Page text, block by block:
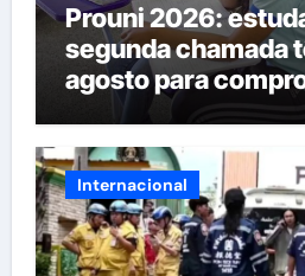
Prouni 2026:
segunda chamada
agosto para
informações
Internacional